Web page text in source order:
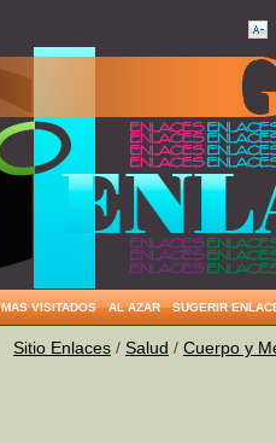
MAS VISITADOS AL AZAR SUGERIR
Sitio Enlaces / Salud / Cuerpo y